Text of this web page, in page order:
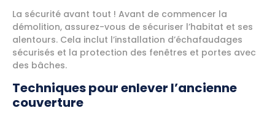
La sécurité avant tout ! Avant de commencer la
démolition, assurez-vous de sécuriser l’habitat et ses
alentours. Cela inclut l’installation d’échafaudages
sécurisés et la protection des fenêtres et portes avec
des bâches.
Techniques pour enlever l’ancienne
couverture